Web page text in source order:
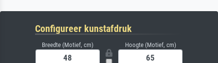
Configureer kunstafdruk
Breedte (Motief, cm) Hoogte (Motief, cm)